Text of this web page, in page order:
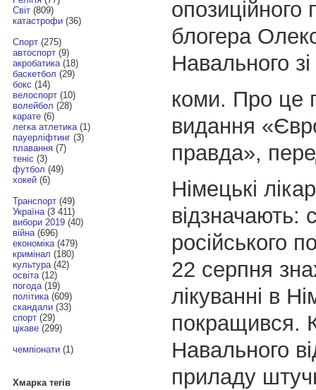
Світ(809)
катастрофи(36)
Спорт(275)
автоспорт(9)
акробатика(18)
баскетбол (29)
бокс (14)
велоспорт(10)
волейбол (28)
карате(6)
легка атлетика(1)
пауерліфтинг(3)
плавання(7)
теніс (3)
футбол (49)
хокей(6)
Транспорт(49)
Україна(3 411)
вибори 2019(40)
війна(696)
економіка(479)
кримінал (180)
культура(42)
освіта(12)
погода(19)
політика(609)
скандали(33)
спорт(29)
цікаве(299)
чемпіонати(1)
Хмарка тегів
опозиційного
блогера
Навального
коми. Про це
видання
правда»,
Німецькі
відзначають:
російського
22 серпня
лікуванні в
покращився.
Навального
приладу